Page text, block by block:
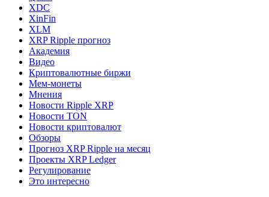
XDC
XinFin
XLM
XRP Ripple прогноз
Академия
Видео
Криптовалютные биржи
Мем-монеты
Мнения
Новости Ripple XRP
Новости TON
Новости криптовалют
Обзоры
Прогноз XRP Ripple на месяц
Проекты XRP Ledger
Регулирование
Это интересно